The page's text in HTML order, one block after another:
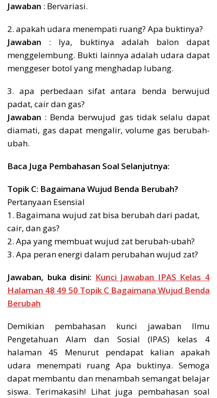
Jawaban : Bervariasi.
2. apakah udara menempati ruang? Apa buktinya?
Jawaban : Iya, buktinya adalah balon dapat
menggelembung. Bukti lainnya adalah udara dapat
menggeser botol yang menghadap lubang.
3. apa perbedaan sifat antara benda berwujud
padat, cair dan gas?
Jawaban : Benda berwujud gas tidak selalu dapat
diamati, gas dapat mengalir, volume gas berubah-
ubah.
Baca Juga Pembahasan Soal Selanjutnya:
Topik C: Bagaimana Wujud Benda Berubah?
Pertanyaan Esensial
1. Bagaimana wujud zat bisa berubah dari padat,
cair, dan gas?
2. Apa yang membuat wujud zat berubah-ubah?
3. Apa peran energi dalam perubahan wujud zat?
Jawaban, buka disini: Kunci Jawaban IPAS Kelas 4
Halaman 48 49 50 Topik C Bagaimana Wujud Benda
Berubah
Demikian pembahasan kunci jawaban Ilmu
Pengetahuan Alam dan Sosial (IPAS) kelas 4
halaman 45 Menurut pendapat kalian apakah
udara menempati ruang Apa buktinya. Semoga
dapat membantu dan menambah semangat belajar
siswa. Terimakasih! Lihat juga pembahasan soal